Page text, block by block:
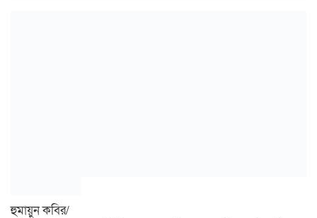
হুমায়ুন কবির/